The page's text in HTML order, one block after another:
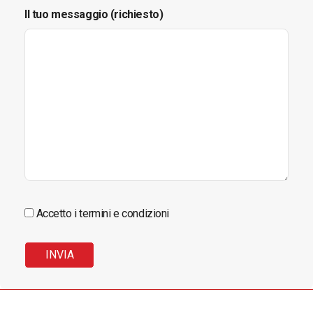
Il tuo messaggio (richiesto)
Accetto i termini e condizioni